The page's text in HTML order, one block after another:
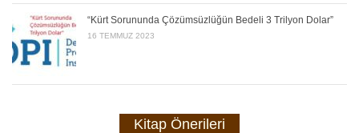
“Kürt Sorununda Çözümsüzlüğün Bedeli 3 Trilyon Dolar”
16 TEMMUZ 2023
Kitap Önerileri